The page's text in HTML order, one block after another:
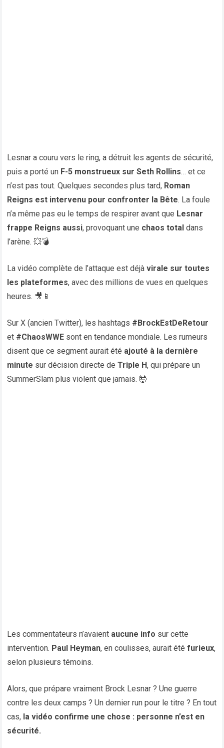
Lesnar a couru vers le ring, a détruit les agents de sécurité,
puis a porté un F-5 monstrueux sur Seth Rollins… et ce
n’est pas tout. Quelques secondes plus tard, Roman
Reigns est intervenu pour confronter la Bête. La foule
n’a même pas eu le temps de respirer avant que Lesnar
frappe Reigns aussi, provoquant une chaos total dans
l’arène. 💥💣
La vidéo complète de l’attaque est déjàvirale sur toutes
les plateformes, avec des millions de vues en quelques
heures. 🎥📱
Sur X (ancien Twitter), les hashtags #BrockEstDeRetour
et #ChaosWWE sont en tendance mondiale. Les rumeurs
disent que ce segment aurait été ajouté à la dernière
minute sur décision directe deTriple H, qui prépare un
SummerSlam plus violent que jamais. 🤯
Les commentateurs n’avaient aucune info sur cette
intervention. Paul Heyman, en coulisses, aurait étéfurieux,
selon plusieurs témoins.
Alors, que prépare vraiment Brock Lesnar ? Une guerre
contre les deux camps ? Un dernier run pour le titre ? En tout
cas, la vidéo confirme une chose : personne n’est en
sécurité.